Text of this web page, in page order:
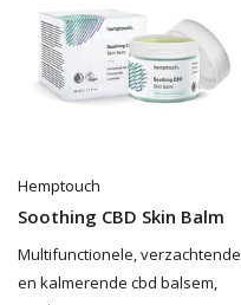
Hemptouch
Soothing CBD Skin Balm
Multifunctionele, verzachtende
en kalmerende cbd balsem,